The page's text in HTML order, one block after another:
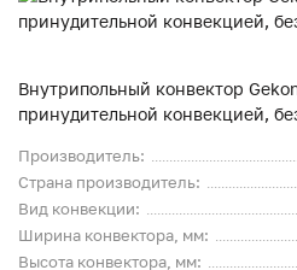
Внутрипольный конвектор
принудительной конвекцией,
Производитель:
Страна производитель:
Вид конвекции:
Ширина конвектора, мм:
Высота конвектора, мм: